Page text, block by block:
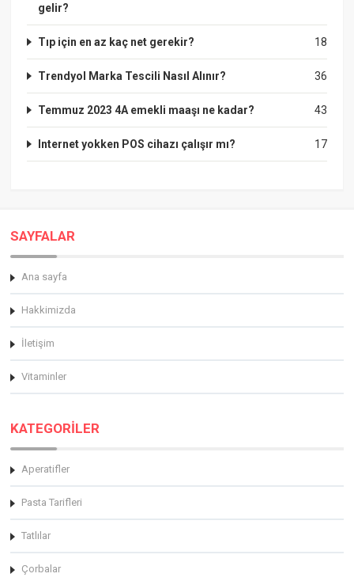
gelir?
18
Tıp için en az kaç net gerekir?
36
Trendyol Marka Tescili Nasıl Alınır?
43
Temmuz 2023 4A emekli maaşı ne kadar?
17
Internet yokken POS cihazı çalışır mı?
SAYFALAR
Ana sayfa
Hakkimizda
İletişim
Vitaminler
KATEGORİLER
Aperatifler
Pasta Tarifleri
Tatlılar
Çorbalar